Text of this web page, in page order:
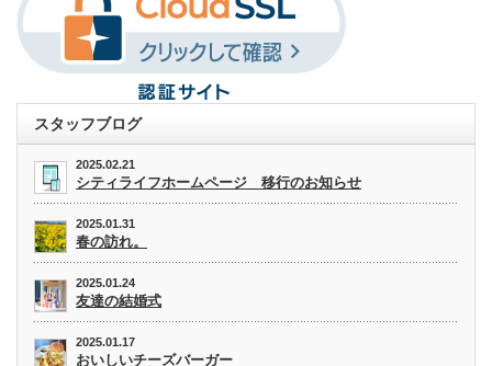
スタッフブログ
2025.02.21
シティライフホームページ 移行のお知らせ
2025.01.31
春の訪れ。
2025.01.24
友達の結婚式
2025.01.17
おいしいチーズバーガー